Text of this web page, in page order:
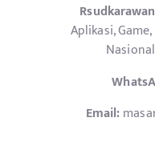
Aplikasi,
Email: